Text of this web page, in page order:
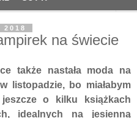
na świecie
także nastała moda na
listopadzie, bo miałabym
o kilku książkach
idealnych na jesienną